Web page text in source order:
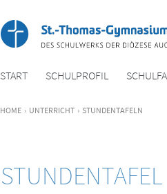
START SCHUL­PROFIL
HOME › UNTER­RICHT › STUNDENTAFELN
STUNDENTAFEL